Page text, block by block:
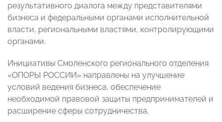
результативного диалога между представителями
бизнеса и федеральными органами исполнительной
власти, региональными властями, контролирующими
органами.
Инициативы Смоленского регионального отделения
«ОПОРЫ РОССИИ» направлены на улучшение
условий ведения бизнеса, обеспечение
необходимой правовой защиты предпринимателей и
расширение сферы сотрудничества.